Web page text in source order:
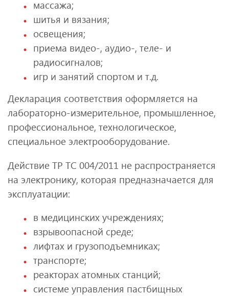
массажа;
шитья и вязания;
освещения;
приема видео-, аудио-, теле- и
радиосигналов;
игр и занятий спортом и т.д.
Декларация соответствия оформляется на
лабораторно-измерительное, промышленное,
профессиональное, технологическое,
специальное электрооборудование.
Действие ТР ТС 004/2011 не распространяется
на электронику, которая предназначается для
эксплуатации:
в медицинских учреждениях;
взрывоопасной среде;
лифтах и грузоподъемниках;
транспорте;
реакторах атомных станций;
системе управления пастбищных